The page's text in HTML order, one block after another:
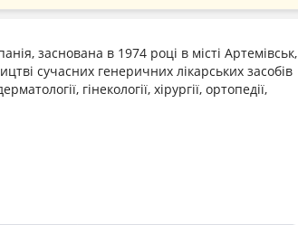
заснована в 1974 році в місті Артемівськ,
сучасних генеричних лікарських засобів
гінекології, хірургії, ортопедії,